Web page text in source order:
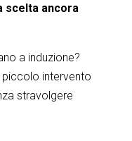
scelta ancora
a induzione?
piccolo intervento
stravolgere